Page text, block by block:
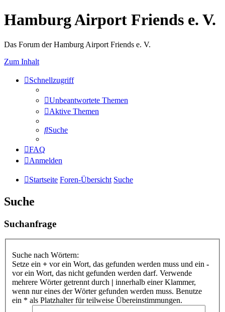
Hamburg Airport Friends e. V.
Das Forum der Hamburg Airport Friends e. V.
Zum Inhalt
Schnellzugriff
Unbeantwortete Themen
Aktive Themen
Suche
FAQ
Anmelden
Startseite Foren-Übersicht Suche
Suche
Suchanfrage
Suche nach Wörtern:
Setze ein + vor ein Wort, das gefunden werden muss und ein -
vor ein Wort, das nicht gefunden werden darf. Verwende
mehrere Wörter getrennt durch | innerhalb einer Klammer,
wenn nur eines der Wörter gefunden werden muss. Benutze
ein * als Platzhalter für teilweise Übereinstimmungen.